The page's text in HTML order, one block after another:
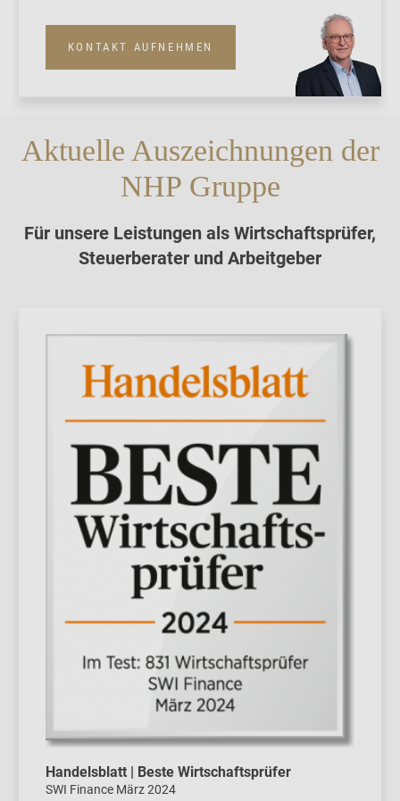
KONTAKT AUFNEHMEN
Aktuelle Auszeichnungen der
NHP Gruppe
Für unsere Leistungen als Wirtschaftsprüfer,
Steuerberater und Arbeitgeber
Handelsblatt | Beste Wirtschaftsprüfer
SWI Finance März 2024